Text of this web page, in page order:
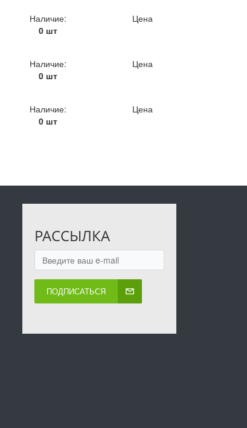
Наличие:
0 шт
Цена
Наличие:
0 шт
Цена
Наличие:
0 шт
Цена
РАССЫЛКА
ПОДПИСАТЬСЯ